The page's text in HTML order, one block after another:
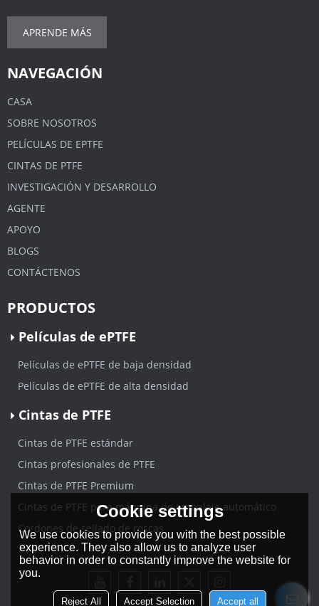
APRENDE MÁS
NAVEGACIÓN
CASA
SOBRE NOSOTROS
PELÍCULAS DE EPTFE
CINTAS DE PTFE
INVESTIGACIÓN Y DESARROLLO
AGENTE
APOYO
BLOGS
CONTÁCTENOS
PRODUCTOS
Películas de ePTFE
Películas de ePTFE de baja densidad
Películas de ePTFE de alta densidad
Cintas de PTFE
Cintas de PTFE estándar
Cintas profesionales de PTFE
Cintas de PTFE Premium
Cintas de PTFE para máquina de embalaje automático
Cordones de sellado de roscas
Cookie settings
We use cookies to provide you with the best possible
experience. They also allow us to analyze user
behavior in order to constantly improve the website for
you.
Reject All Accept Selection Accept all